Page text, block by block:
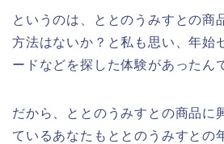
というのは、ととのうみすとの商
方法はないか？と私も思い、年始
ードなどを探した体験があったん
だから、ととのうみすとの商品に
ているあなたもととのうみすとの